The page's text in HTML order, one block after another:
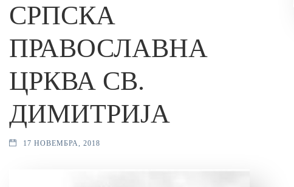
СРПСКА
ПРАВОСЛАВНА
ЦРКВА СВ.
ДИМИТРИЈА
17 НОВЕМБРА, 2018